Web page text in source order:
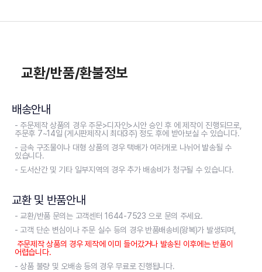
교환/반품/환불정보
배송안내
- 주문제작 상품의 경우 주문>디자인>시안 승인 후 에 제작이 진행되므로,
주문후 7~14일 (게시판제작시 최대3주) 정도 후에 받아보실 수 있습니다.
- 금속 구조물이나 대형 상품의 경우 택배가 여러개로 나뉘어 발송될 수
있습니다.
- 도서산간 및 기타 일부지역의 경우 추가 배송비가 청구될 수 있습니다.
교환 및 반품안내
- 교환/반품 문의는 고객센터 1644-7523 으로 문의 주세요.
- 고객 단순 변심이나 주문 실수 등의 경우 반품배송비(왕복)가 발생되며,
주문제작 상품의 경우 제작에 이미 들어갔거나 발송된 이후에는 반품이
어렵습니다.
- 상품 불량 및 오배송 등의 경우 무료로 진행됩니다.